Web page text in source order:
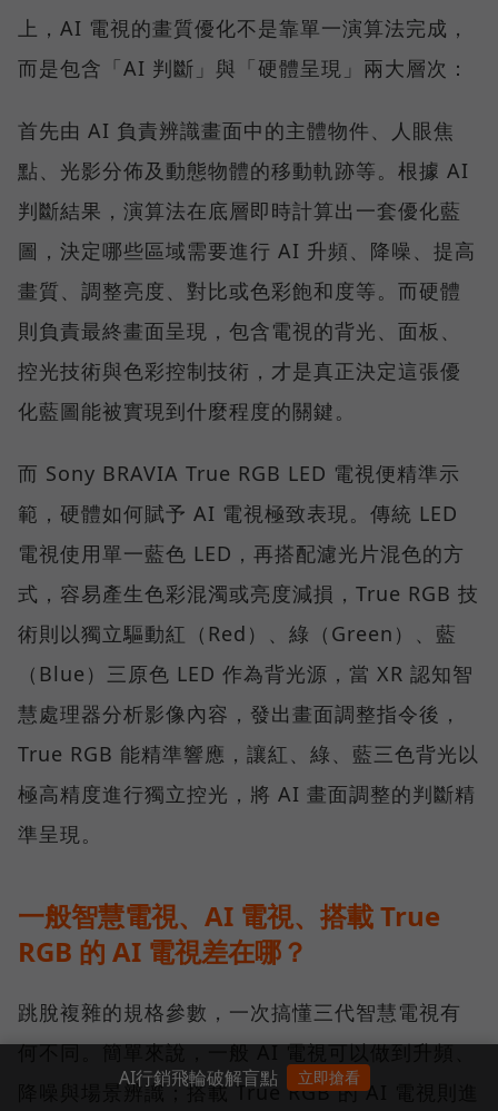
上，AI 電視的畫質優化不是靠單一演算法完成，
而是包含「AI 判斷」與「硬體呈現」兩大層次：
首先由 AI 負責辨識畫面中的主體物件、人眼焦
點、光影分佈及動態物體的移動軌跡等。根據 AI
判斷結果，演算法在底層即時計算出一套優化藍
圖，決定哪些區域需要進行 AI 升頻、降噪、提高
畫質、調整亮度、對比或色彩飽和度等。而硬體
則負責最終畫面呈現，包含電視的背光、面板、
控光技術與色彩控制技術，才是真正決定這張優
化藍圖能被實現到什麼程度的關鍵。
而 Sony BRAVIA True RGB LED 電視便精準示
範，硬體如何賦予 AI 電視極致表現。傳統 LED
電視使用單一藍色 LED，再搭配濾光片混色的方
式，容易產生色彩混濁或亮度減損，True RGB 技
術則以獨立驅動紅（Red）、綠（Green）、藍
（Blue）三原色 LED 作為背光源，當 XR 認知智
慧處理器分析影像內容，發出畫面調整指令後，
True RGB 能精準響應，讓紅、綠、藍三色背光以
極高精度進行獨立控光，將 AI 畫面調整的判斷精
準呈現。
一般智慧電視、AI 電視、搭載 True
RGB 的 AI 電視差在哪？
跳脫複雜的規格參數，一次搞懂三代智慧電視有
何不同。簡單來說，一般 AI 電視可以做到升頻、
降噪與場景辨識；搭載 True RGB 的 AI 電視則進
AI行銷飛輪破解盲點 立即搶看